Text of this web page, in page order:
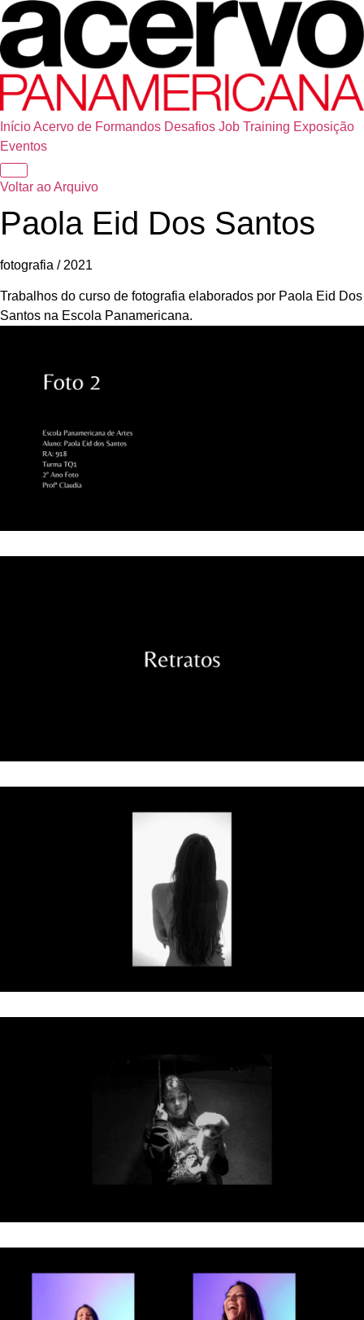
InícioAcervo de Formandos Desafios Job Training Exposição
Eventos
Voltar ao Arquivo
Paola Eid Dos Santos
fotografia / 2021
Trabalhos do curso de fotografia elaborados por Paola Eid Dos
Santos na Escola Panamericana.